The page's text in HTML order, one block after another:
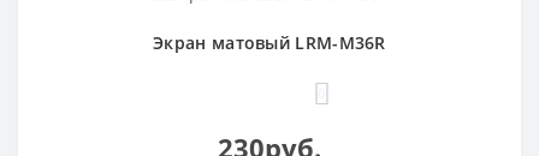
Экран матовый LRM-M36R
230руб.